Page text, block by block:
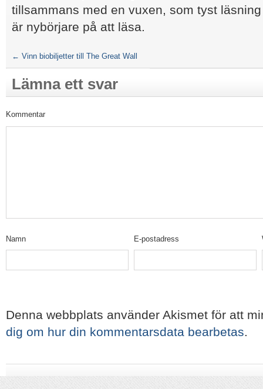
tillsammans med en vuxen, som tyst
är nybörjare på att läsa.
← Vinn biobiljetter till The Great Wall
Lämna ett svar
Kommentar
Namn E-postadress
Denna webbplats använder Akismet för att
dig om hur din kommentarsdata bearbetas.